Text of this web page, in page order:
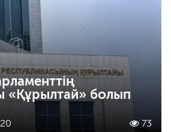
«Құрылтай» болып
73